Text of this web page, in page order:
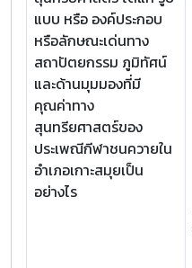
แบบ หรือ องค์ประกอบ
หรือลักษณะเด่นทาง
สถาปัตยกรรม ภูมิทัศน์
และด้านมุมมองที่มี
คุณค่าทาง
สุนทรียศาสตร์ของ
ประเพณีกีฬาชนควายใน
อำเภอเกาะสมุยเป็น
อย่างไร